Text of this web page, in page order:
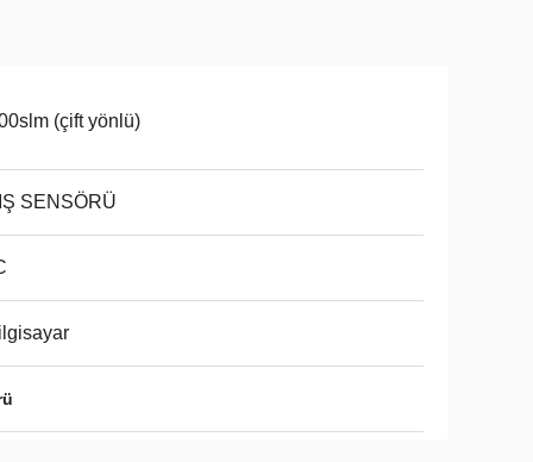
(çift yönlü)
SENSÖRÜ